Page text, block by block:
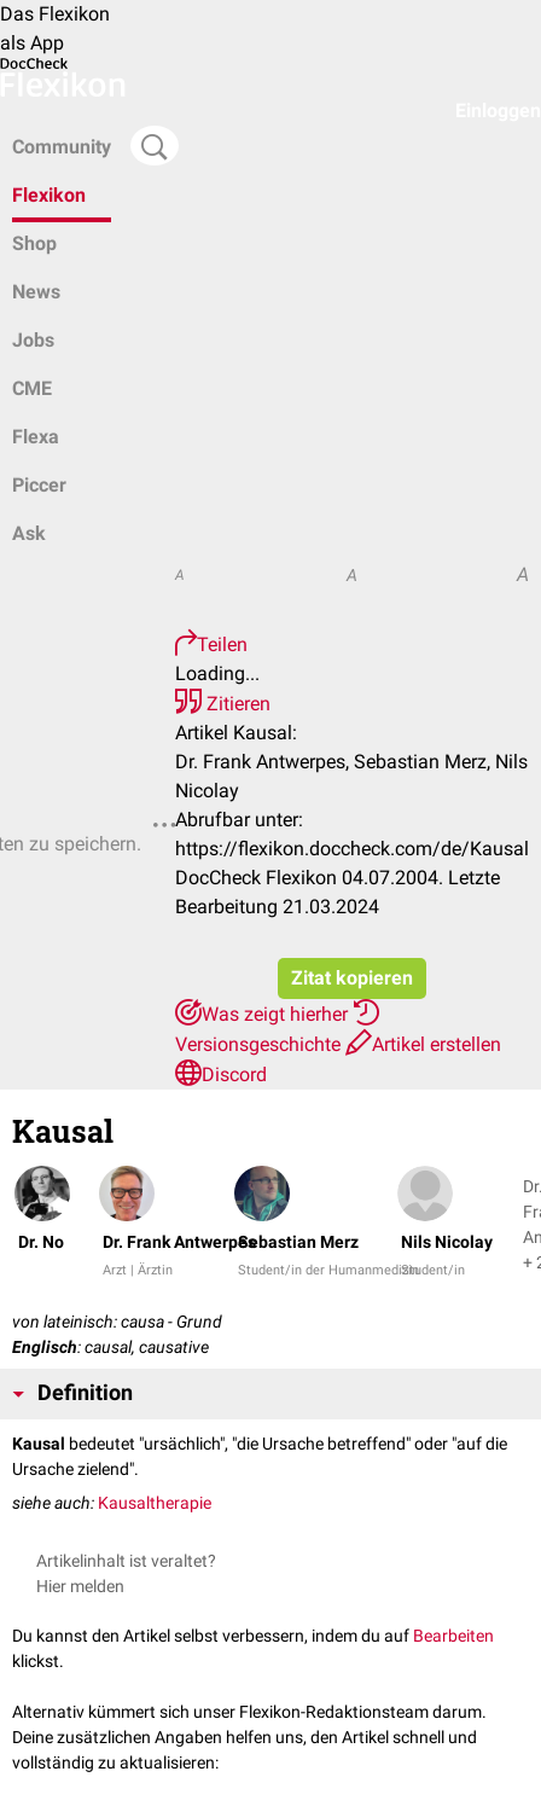
Das Flexikon
als App
Community
Flexikon
Shop
News
Jobs
CME
Flexa
Piccer
Ask
zu speichern.
A A A
Teilen
Loading...
Zitieren
Artikel Kausal:
Dr. Frank Antwerpes, Sebastian Merz, Nils
Nicolay
Abrufbar unter:
https://flexikon.doccheck.com/de/Kausal
DocCheck Flexikon 04.07.2004. Letzte
Bearbeitung 21.03.2024
Zitat kopieren
Was zeigt hierher
Versionsgeschichte
Artikel erstellen
Discord
Kausal
Dr. No Dr. Frank Antwerpes
Arzt | Ärztin
Sebastian Merz
Student/in der Humanmedizin
Nils Nicolay
Student/in
+
von lateinisch: causa - Grund
Englisch: causal, causative
Definition
Kausal bedeutet "ursächlich", "die Ursache betreffend" oder "auf die
Ursache zielend".
siehe auch: Kausaltherapie
Artikelinhalt ist veraltet?
Hier melden
Du kannst den Artikel selbst verbessern, indem du auf Bearbeiten
klickst.
Alternativ kümmert sich unser Flexikon-Redaktionsteam darum.
Deine zusätzlichen Angaben helfen uns, den Artikel schnell und
vollständig zu aktualisieren: